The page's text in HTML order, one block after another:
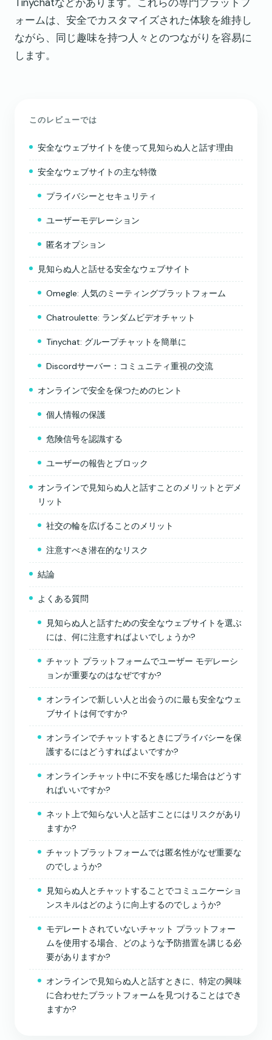
ォームは、安全でカスタマイズされた体験を維持し
ながら、同じ趣味を持つ人々とのつながりを容易に
します。
このレビューでは
安全なウェブサイトを使って見知らぬ人と話す理由
安全なウェブサイトの主な特徴
プライバシーとセキュリティ
ユーザーモデレーション
匿名オプション
見知らぬ人と話せる安全なウェブサイト
Omegle: 人気のミーティングプラットフォーム
Chatroulette: ランダムビデオチャット
Tinychat: グループチャットを簡単に
Discordサーバー：コミュニティ重視の交流
オンラインで安全を保つためのヒント
個人情報の保護
危険信号を認識する
ユーザーの報告とブロック
オンラインで見知らぬ人と話すことのメリットとデメ
リット
社交の輪を広げることのメリット
注意すべき潜在的なリスク
結論
よくある質問
見知らぬ人と話すための安全なウェブサイトを選ぶ
には、何に注意すればよいでしょうか?
チャット プラットフォームでユーザー モデレーシ
ョンが重要なのはなぜですか?
オンラインで新しい人と出会うのに最も安全なウェ
ブサイトは何ですか?
オンラインでチャットするときにプライバシーを保
護するにはどうすればよいですか?
オンラインチャット中に不安を感じた場合はどうす
ればいいですか?
ネット上で知らない人と話すことにはリスクがあり
ますか?
チャットプラットフォームでは匿名性がなぜ重要な
のでしょうか?
見知らぬ人とチャットすることでコミュニケーショ
ンスキルはどのように向上するのでしょうか?
モデレートされていないチャット プラットフォー
ムを使用する場合、どのような予防措置を講じる必
要がありますか?
オンラインで見知らぬ人と話すときに、特定の興味
に合わせたプラットフォームを見つけることはでき
ますか?